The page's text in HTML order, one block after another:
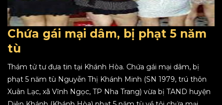
Chứa gái mại dâm, bị phạt 5 năm
tù
Thám tử tư đưa tin tại Khánh Hòa. Chứa gái mại dâm, bị
phạt 5 năm tù Nguyễn Thị Khánh Minh (SN 1979, trú thôn
Xuân Lạc, xã Vĩnh Ngọc, TP Nha Trang) vừa bị TAND huyện